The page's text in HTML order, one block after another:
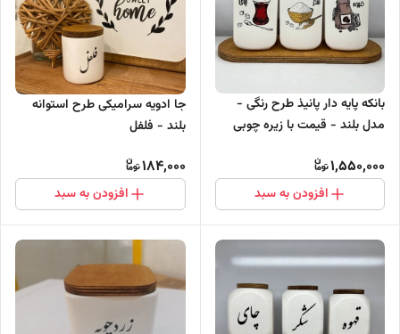
بانکه پایه دار پانیذ طرح رنگی -
مدل بلند - قیمت با زیره چوبی
1,550,000
افزودن به سبد
جا ادویه سرامیکی طرح استوانه
بلند - فلفل
184,000
افزودن به سبد